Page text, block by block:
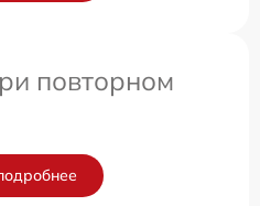
повторном